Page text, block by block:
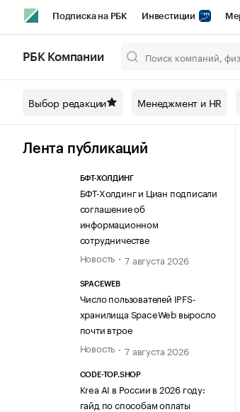
Подписка на РБК Инвестиции
Спецпроекты СПб Конференции СПб
Технологии и медиа
РБК Компании
Выбор редакции Менеджмент и HR
Лента публикаций
БФТ-ХОЛДИНГ
БФТ-Холдинг и Циан подписали
соглашение об
информационном
сотрудничестве
Новость
7 августа 2026
SPACEWEB
Число пользователей IPFS-
хранилища SpaceWeb выросло
почти втрое
Новость
7 августа 2026
CODE-TOP.SHOP
Krea AI в России в 2026 году:
гайд по способам оплаты